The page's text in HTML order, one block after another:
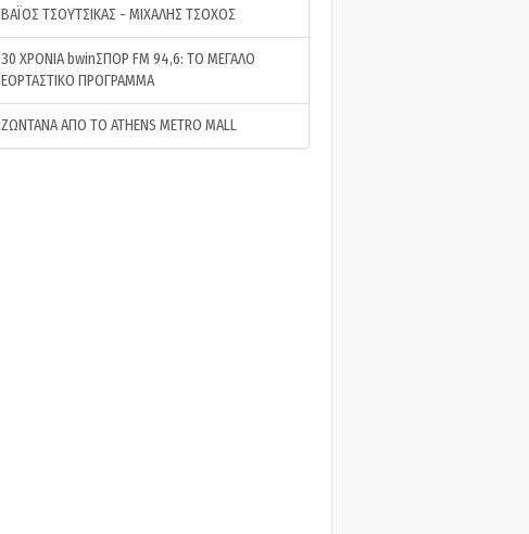
ΒΑΪΟΣ ΤΣΟΥΤΣΙΚΑΣ - ΜΙΧΑΛΗΣ ΤΣΟΧΟΣ
30 ΧΡΟΝΙΑ bwinΣΠΟΡ FM 94,6: ΤΟ ΜΕΓΑΛΟ
ΕΟΡΤΑΣΤΙΚΟ ΠΡΟΓΡΑΜΜΑ
ΖΩΝΤΑΝΑ ΑΠΟ ΤΟ ATHENS METRO MALL